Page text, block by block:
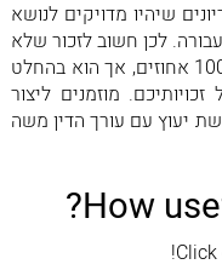
שיהיו מדויקים לנושא
לכן חשוב לזכור שלא
כל עורך דין תעבורה יכול לעזור לכם ב-100% אחוזים, אך הוא בהחלט
מוזמנים ליצור
ולקבוע פגישת יעוץ עם עורך הדין משה
How